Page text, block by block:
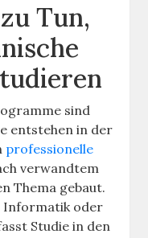
Tun,
sind
entstehen in der
professionelle
verwandtem
Thema gebaut.
Informatik oder
Studie in den